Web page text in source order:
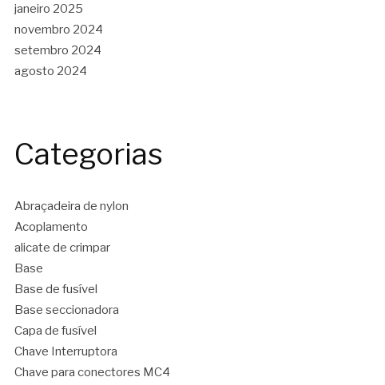
janeiro 2025
novembro 2024
setembro 2024
agosto 2024
Categorias
Abraçadeira de nylon
Acoplamento
alicate de crimpar
Base
Base de fusível
Base seccionadora
Capa de fusível
Chave Interruptora
Chave para conectores MC4